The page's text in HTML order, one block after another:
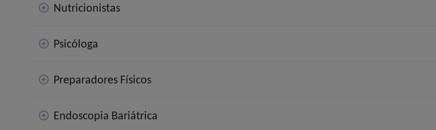
Nutricionistas
Psicóloga
Preparadores Físicos
Endoscopia Bariátrica